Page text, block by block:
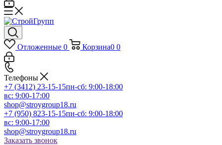
Отложенные 0 Корзина0 0
Телефоны
+7 (3412) 23-15-15пн-сб: 9:00-18:00
вс: 9:00-17:00
shop@stroygroup18.ru
+7 (950) 823-15-15пн-сб: 9:00-18:00
вс: 9:00-17:00
shop@stroygroup18.ru
Заказать звонок